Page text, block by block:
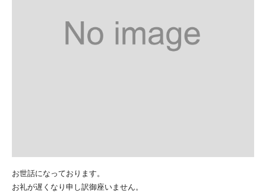
お世話になっております。
お礼が遅くなり申し訳御座いません。